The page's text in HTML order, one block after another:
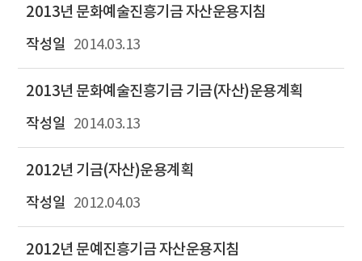
2013년 문화예술진흥기금 자산운용지침
2014.03.13
2013년 문화예술진흥기금 기금(자산)운용계획
2014.03.13
2012년 기금(자산)운용계획
2012.04.03
2012년 문예진흥기금 자산운용지침